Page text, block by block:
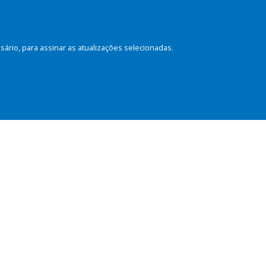
para assinar as atualizações selecionadas.